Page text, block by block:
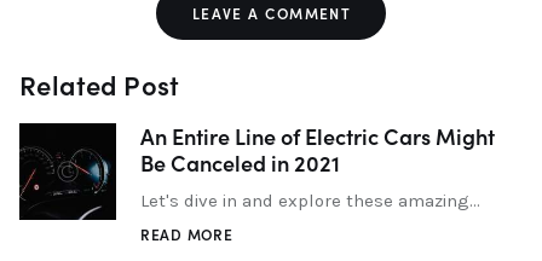
LEAVE A COMMENT
Related Post
An Entire Line of Electric Cars Might
Be Canceled in 2021
Let's dive in and explore these amazing…
READ MORE